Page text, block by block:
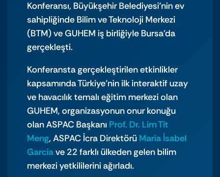
Konferansı, Büyükşehir Belediyesi’nin ev
sahipliğinde Bilim ve Teknoloji Merkezi
(BTM) ve GUHEM iş birliğiyle Bursa’da
gerçekleşti.
Konferansta gerçekleştirilen etkinlikler
kapsamında Türkiye’nin ilk interaktif uzay
ve havacılık temalı eğitim merkezi olan
GUHEM, organizasyonun onur konuğu
olan ASPAC Başkanı Prof. Dr. Lim Tit
Meng, ASPAC İcra Direktörü Maria İsabel
Garciave 22 farklı ülkeden gelen bilim
merkezi yetkililerini ağırladı.